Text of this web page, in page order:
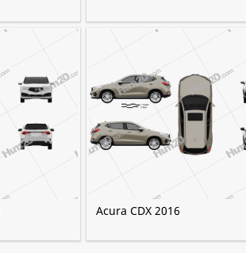
Acura CDX 2016